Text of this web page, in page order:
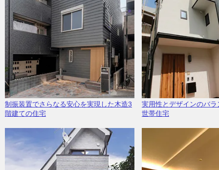
制振装置でさらなる安心を実現した木造3
階建ての住宅
実用性とデザインのバ
世帯住宅